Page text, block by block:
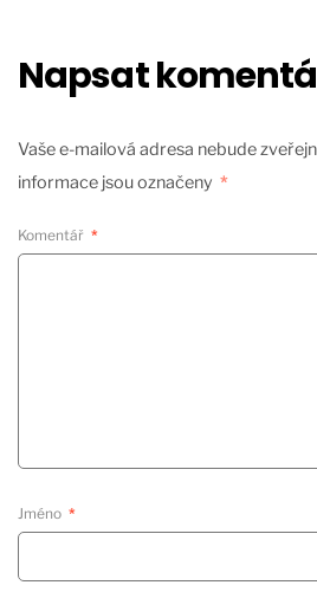
Napsat
Vaše e-mailová adresa nebude
informace jsou označeny *
Komentář *
Jméno *